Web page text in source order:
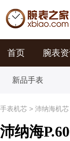
首页 腕表
新品手表
手表机芯 > 沛纳海机芯
沛纳海